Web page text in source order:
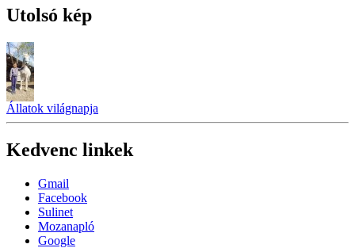
Utolsó kép
Állatok világnapja
Kedvenc linkek
Gmail
Facebook
Sulinet
Mozanapló
Google